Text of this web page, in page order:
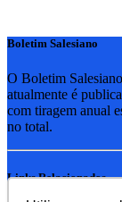
Boletim Salesiano
O Boletim
atualmente é
com tiragem anual
no total.
Links Relacionados